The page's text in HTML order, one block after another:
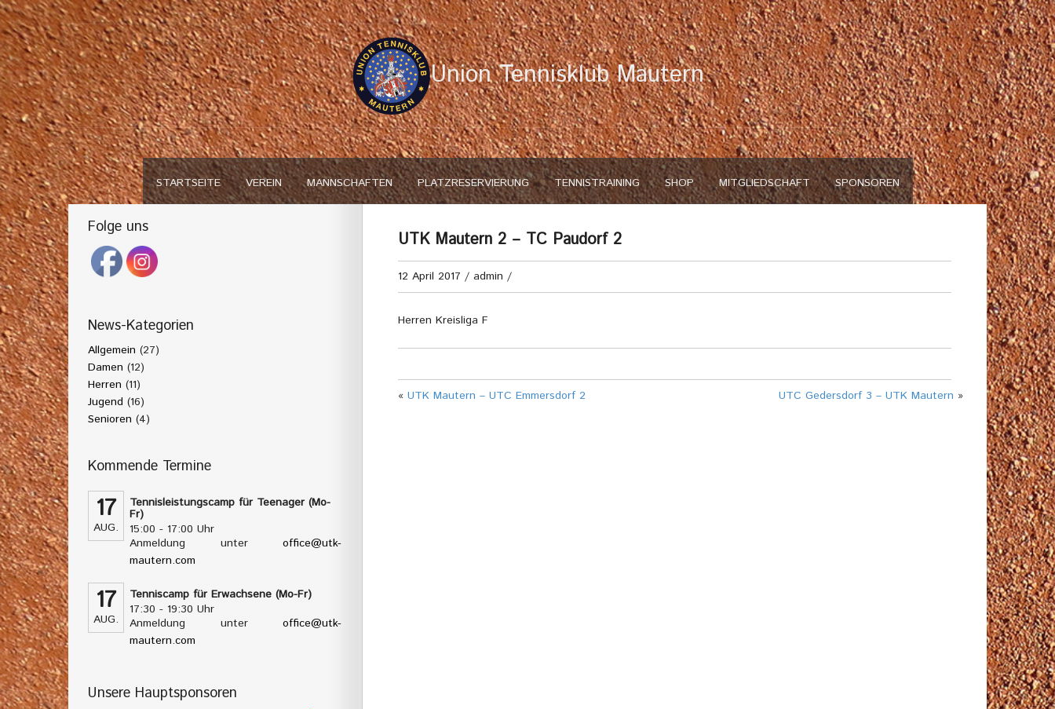
Union Tennisklub Mautern
STARTSEITE VEREIN MANNSCHAFTEN PLATZRESERVIERUNG TENNISTRAINING SHOP MITGLIEDSCHAFT SPONSOREN
Folge uns
News-Kategorien
Allgemein (27)
Damen (12)
Herren (11)
Jugend (16)
Senioren (4)
Kommende Termine
17
AUG.
Tennisleistungscamp für Teenager (Mo-
Fr)
15:00 - 17:00 Uhr
Anmeldung unter office@utk-
mautern.com
17
AUG.
Tenniscamp für Erwachsene (Mo-Fr)
17:30 - 19:30 Uhr
Anmeldung unter office@utk-
mautern.com
Unsere Hauptsponsoren
UTK Mautern 2 – TC Paudorf 2
12 April 2017 / admin /
Herren Kreisliga F
« UTK Mautern – UTC Emmersdorf 2 UTC Gedersdorf 3 – UTK Mautern »